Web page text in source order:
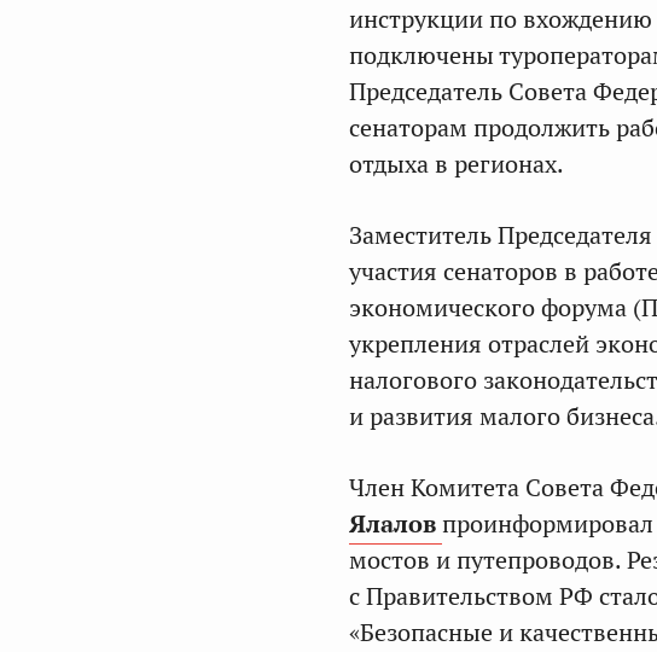
инструкции по вхождению
подключены
Председатель Совета
сенаторам продолжить
отдыха в регионах.
Заместитель
участия сенаторов в работе
экономического форума
укрепления отраслей
налогового
и развития малого
Член Комитета Совета
Ялаловпроинформировал
мостов и путепроводов.
с Правительством РФ
«Безопасные и